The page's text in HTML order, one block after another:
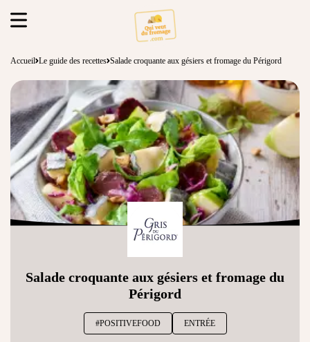
Accueil Le guide des recettes Salade croquante aux gésiers et fromage du Périgord
Salade croquante aux gésiers et fromage du
Périgord
#POSITIVEFOOD ENTRÉE